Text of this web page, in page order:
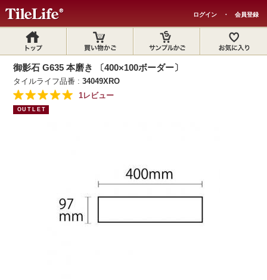
ログイン ・ 会員登録
御影石 G635 本磨き 〔400×100ボーダー〕
タイルライフ品番 :34049XRO
1レビュー
OUTLET